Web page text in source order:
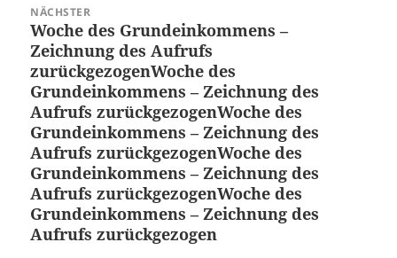
NÄCHSTER
Nächster
Beitrag:
Woche des Grundeinkommens –
Zeichnung des Aufrufs
zurückgezogenWoche des
Grundeinkommens – Zeichnung des
Aufrufs zurückgezogenWoche des
Grundeinkommens – Zeichnung des
Aufrufs zurückgezogenWoche des
Grundeinkommens – Zeichnung des
Aufrufs zurückgezogenWoche des
Grundeinkommens – Zeichnung des
Aufrufs zurückgezogen